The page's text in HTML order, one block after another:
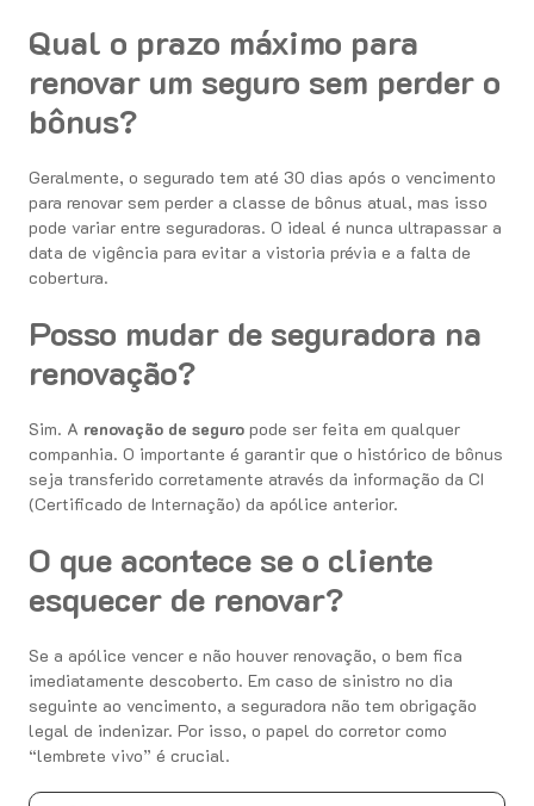
Qual o prazo máximo para
renovar um seguro sem perder o
bônus?
Geralmente, o segurado tem até 30 dias após o vencimento
para renovar sem perder a classe de bônus atual, mas isso
pode variar entre seguradoras. O ideal é nunca ultrapassar a
data de vigência para evitar a vistoria prévia e a falta de
cobertura.
Posso mudar de seguradora na
renovação?
Sim. A renovação de seguro pode ser feita em qualquer
companhia. O importante é garantir que o histórico de bônus
seja transferido corretamente através da informação da CI
(Certificado de Internação) da apólice anterior.
O que acontece se o cliente
esquecer de renovar?
Se a apólice vencer e não houver renovação, o bem fica
imediatamente descoberto. Em caso de sinistro no dia
seguinte ao vencimento, a seguradora não tem obrigação
legal de indenizar. Por isso, o papel do corretor como
“lembrete vivo” é crucial.